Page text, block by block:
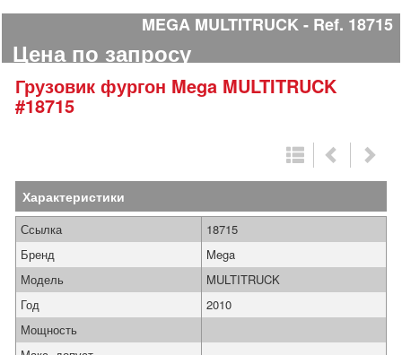
MEGA MULTITRUCK Ref. 18715
Цена по запросу
Грузовик фургон Mega MULTITRUCK
#18715
Характеристики
Ссылка
18715
Бренд
Mega
Модель
MULTITRUCK
Год
2010
Мощность